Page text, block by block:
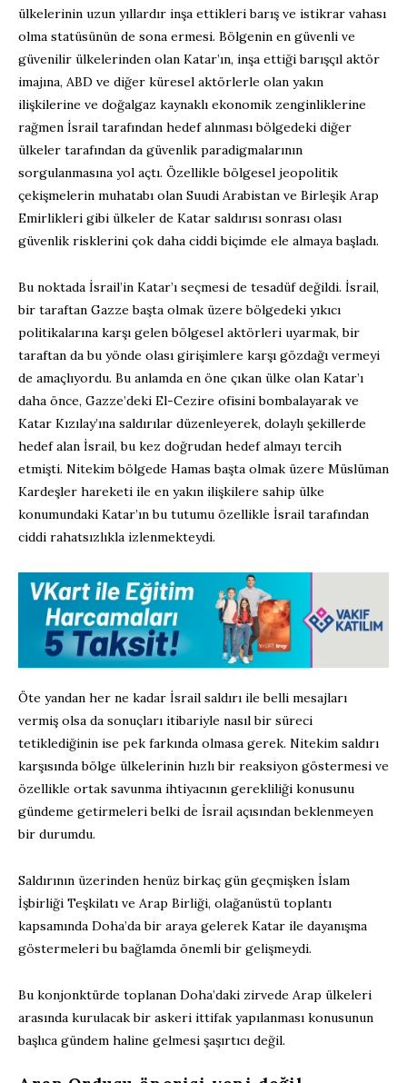
ülkelerinin uzun yıllardır inşa ettikleri barış ve istikrar vahası
olma statüsünün de sona ermesi. Bölgenin en güvenli ve
güvenilir ülkelerinden olan Katar’ın, inşa ettiği barışçıl aktör
imajına, ABD ve diğer küresel aktörlerle olan yakın
ilişkilerine ve doğalgaz kaynaklı ekonomik zenginliklerine
rağmen İsrail tarafından hedef alınması bölgedeki diğer
ülkeler tarafından da güvenlik paradigmalarının
sorgulanmasına yol açtı. Özellikle bölgesel jeopolitik
çekişmelerin muhatabı olan Suudi Arabistan ve Birleşik Arap
Emirlikleri gibi ülkeler de Katar saldırısı sonrası olası
güvenlik risklerini çok daha ciddi biçimde ele almaya başladı.
Bu noktada İsrail’in Katar’ı seçmesi de tesadüf değildi. İsrail,
bir taraftan Gazze başta olmak üzere bölgedeki yıkıcı
politikalarına karşı gelen bölgesel aktörleri uyarmak, bir
taraftan da bu yönde olası girişimlere karşı gözdağı vermeyi
de amaçlıyordu. Bu anlamda en öne çıkan ülke olan Katar’ı
daha önce, Gazze’deki El-Cezire ofisini bombalayarak ve
Katar Kızılay’ına saldırılar düzenleyerek, dolaylı şekillerde
hedef alan İsrail, bu kez doğrudan hedef almayı tercih
etmişti. Nitekim bölgede Hamas başta olmak üzere Müslüman
Kardeşler hareketi ile en yakın ilişkilere sahip ülke
konumundaki Katar’ın bu tutumu özellikle İsrail tarafından
ciddi rahatsızlıkla izlenmekteydi.
Öte yandan her ne kadar İsrail saldırı ile belli mesajları
vermiş olsa da sonuçları itibariyle nasıl bir süreci
tetiklediğinin ise pek farkında olmasa gerek. Nitekim saldırı
karşısında bölge ülkelerinin hızlı bir reaksiyon göstermesi ve
özellikle ortak savunma ihtiyacının gerekliliği konusunu
gündeme getirmeleri belki de İsrail açısından beklenmeyen
bir durumdu.
Saldırının üzerinden henüz birkaç gün geçmişken İslam
İşbirliği Teşkilatı ve Arap Birliği, olağanüstü toplantı
kapsamında Doha’da bir araya gelerek Katar ile dayanışma
göstermeleri bu bağlamda önemli bir gelişmeydi.
Bu konjonktürde toplanan Doha’daki zirvede Arap ülkeleri
arasında kurulacak bir askeri ittifak yapılanması konusunun
başlıca gündem haline gelmesi şaşırtıcı değil.